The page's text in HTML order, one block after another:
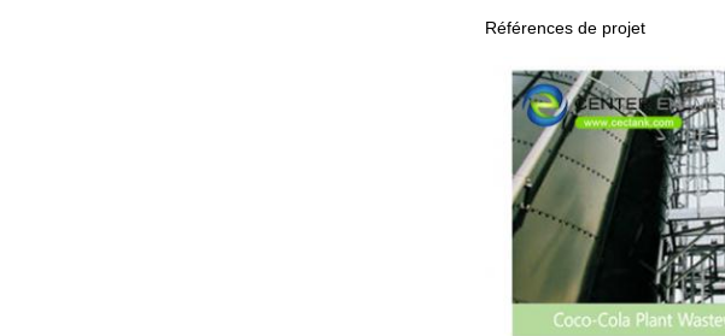
Références de projet